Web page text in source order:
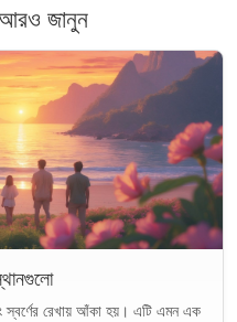
আরও জানুন
রেখায় আঁকা হয়। এটি এমন এক